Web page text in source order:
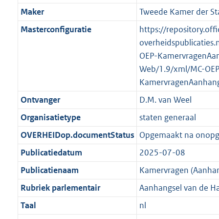
t
a
K
b
2
K
Maker
Tweede Kamer der
Masterconfiguratie
https://
OEP-
Web/1.9/xml/MC-
Ontvanger
D.M. van Weel
Organisatietype
staten generaal
OVERHEIDop.documentStatus Opgemaakt na
Publicatiedatum
2025-07-08
Publicatienaam
Kamervragen
Rubriek parlementair
Aanhangsel van de
Taal
nl